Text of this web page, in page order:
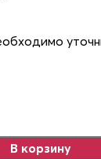
В корзину